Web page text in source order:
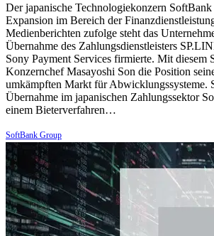
Der japanische Technologiekonzern SoftBank
Expansion im Bereich der
Medienberichten zufolge steht das
Übernahme des Zahlungsdienstleisters
Sony Payment Services firmierte. Mit diesem
Konzernchef Masayoshi Son die Position
umkämpften Markt für Abwicklungssysteme.
Übernahme im japanischen Zahlungssektor
einem Bieterverfahren…
SoftBank Group